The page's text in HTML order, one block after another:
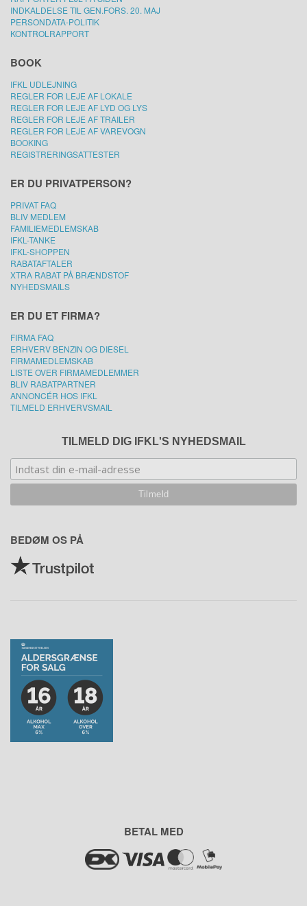
INDKALDELSE TIL GEN.FORS. 20. MAJ
PERSONDATA-POLITIK
KONTROLRAPPORT
BOOK
IFKL UDLEJNING
REGLER FOR LEJE AF LOKALE
REGLER FOR LEJE AF LYD OG LYS
REGLER FOR LEJE AF TRAILER
REGLER FOR LEJE AF VAREVOGN
BOOKING
REGISTRERINGSATTESTER
ER DU PRIVATPERSON?
PRIVAT FAQ
BLIV MEDLEM
FAMILIEMEDLEMSKAB
IFKL-TANKE
IFKL-SHOPPEN
RABATAFTALER
XTRA RABAT PÅ BRÆNDSTOF
NYHEDSMAILS
ER DU ET FIRMA?
FIRMA FAQ
ERHVERV BENZIN OG DIESEL
FIRMAMEDLEMSKAB
LISTE OVER FIRMAMEDLEMMER
BLIV RABATPARTNER
ANNONCÉR HOS IFKL
TILMELD ERHVERVSMAIL
TILMELD DIG IFKL'S NYHEDSMAIL
BEDØM OS PÅ
BETAL MED